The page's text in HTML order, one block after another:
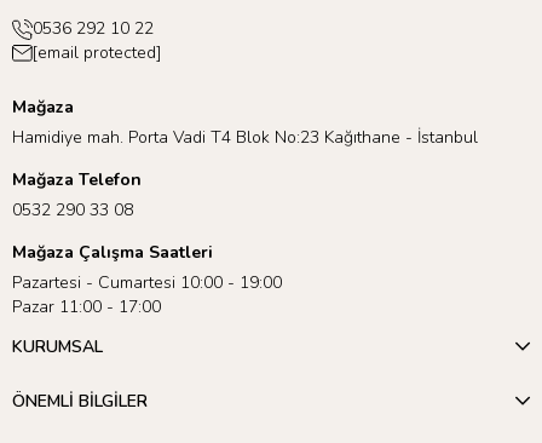
0536 292 10 22
[email protected]
Mağaza
Hamidiye mah. Porta Vadi T4 Blok No:23 Kağıthane - İstanbul
Mağaza Telefon
0532 290 33 08
Mağaza Çalışma Saatleri
Pazartesi - Cumartesi 10:00 - 19:00
Pazar 11:00 - 17:00
KURUMSAL
ÖNEMLİ BİLGİLER